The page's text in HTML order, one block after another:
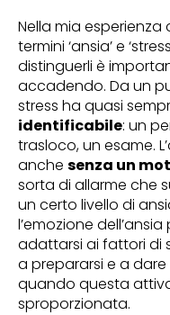
Nella mia esperienza
termini ‘ansia’ e
distinguerli è
accadendo. Da un
stress ha quasi
identificabile: un
trasloco, un esame.
anche senza un
sorta di allarme che
un certo livello di
l’emozione
adattarsi ai fattori di
a prepararsi e a
quando questa
sproporzionata.